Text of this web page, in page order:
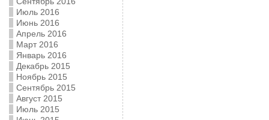
Июль 2016
Июнь 2016
Апрель 2016
Март 2016
Январь 2016
Декабрь 2015
Ноябрь 2015
Сентябрь 2015
Август 2015
Июль 2015